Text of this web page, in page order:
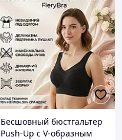
Бесшовный бюстгальтер
Push-Up с V-образным